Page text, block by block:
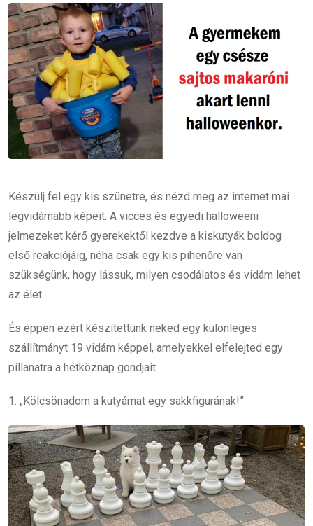
Készülj fel egy kis szünetre, és nézd meg az internet mai
legvidámabb képeit. A vicces és egyedi halloweeni
jelmezeket kérő gyerekektől kezdve a kiskutyák boldog
első reakciójáig, néha csak egy kis pihenőre van
szükségünk, hogy lássuk, milyen csodálatos és vidám lehet
az élet.
És éppen ezért készítettünk neked egy különleges
szállítmányt 19 vidám képpel, amelyekkel elfelejted egy
pillanatra a hétköznap gondjait.
1. „Kölcsönadom a kutyámat egy sakkfigurának!”